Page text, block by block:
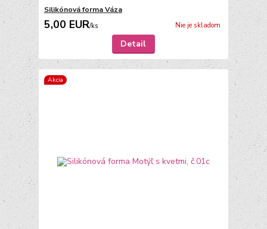
Silikónová forma Váza
5,00 EUR/ks Nie je skladom
Detail
Akcia